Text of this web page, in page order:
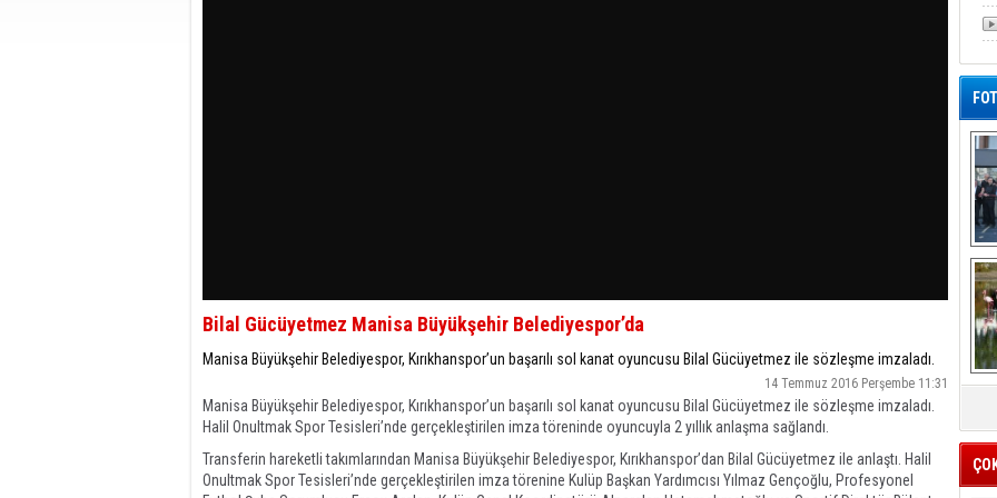
Bilal Gücüyetmez Manisa Büyükşehir Belediyespor’da
Manisa Büyükşehir Belediyespor, Kırıkhanspor’un başarılı sol kanat oyuncusu Bilal Gücüyetmez ile sözleşme imzaladı.
14 Temmuz 2016 Perşembe 11:31
Manisa Büyükşehir Belediyespor, Kırıkhanspor’un başarılı sol kanat oyuncusu Bilal Gücüyetmez ile sözleşme imzaladı.
Halil Onultmak Spor Tesisleri’nde gerçekleştirilen imza töreninde oyuncuyla 2 yıllık anlaşma sağlandı.
Transferin hareketli takımlarından Manisa Büyükşehir Belediyespor, Kırıkhanspor’dan Bilal Gücüyetmez ile anlaştı. Halil
Onultmak Spor Tesisleri’nde gerçekleştirilen imza törenine Kulüp Başkan Yardımcısı Yılmaz Gençoğlu, Profesyonel